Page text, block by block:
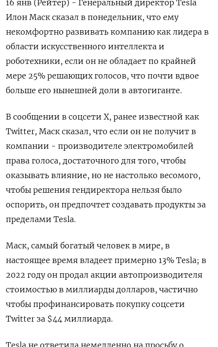
16 янв (Рейтер) - Генеральный директор Tesla
Илон Маск сказал в понедельник, что ему
некомфортно развивать компанию как лидера в
области искусственного интеллекта и
роботехники, если он не обладает по крайней
мере 25% решающих голосов, что почти вдвое
больше его нынешней доли в автогиганте.
В сообщении в соцсети X, ранее известной как
Twitter, Маск сказал, что если он не получит в
компании - производителе электромобилей
права голоса, достаточного для того, чтобы
оказывать влияние, но не настолько весомого,
чтобы решения гендиректора нельзя было
оспорить, он предпочтет создавать продукты за
пределами Tesla.
Маск, самый богатый человек в мире, в
настоящее время владеет примерно 13% Tesla; в
2022 году он продал акции автопроизводителя
стоимостью в миллиарды долларов, частично
чтобы профинансировать покупку соцсети
Twitter за $44 миллиарда.